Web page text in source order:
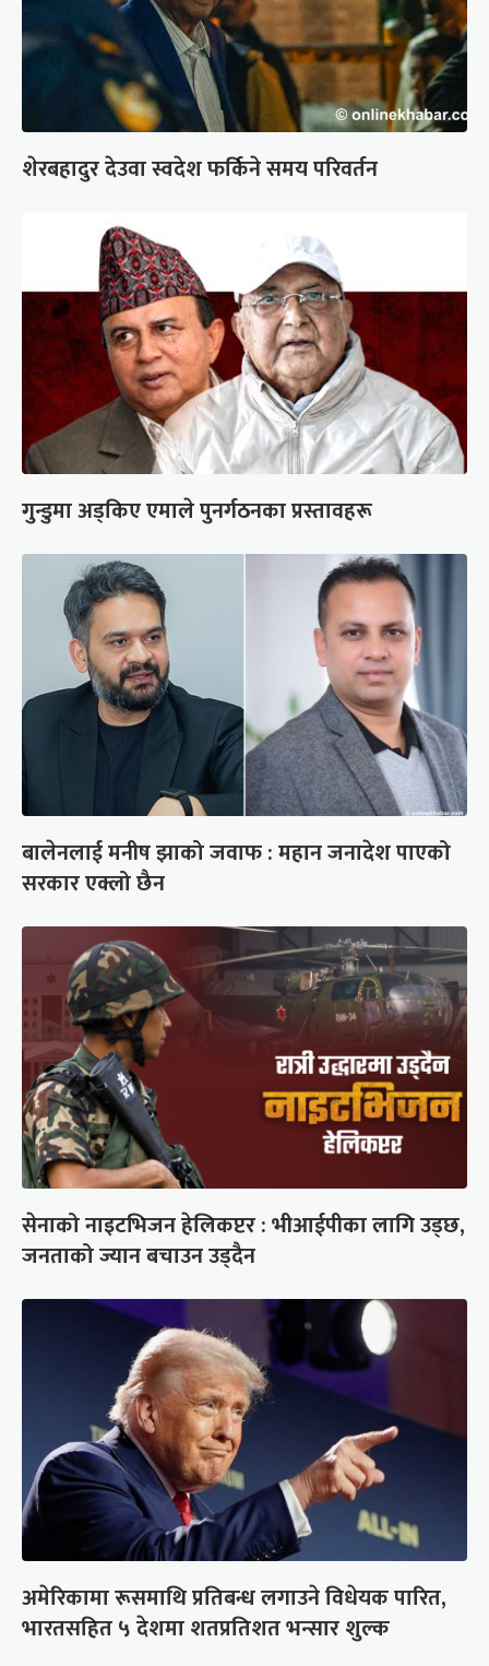
शेरबहादुर देउवा स्वदेश फर्किने समय परिवर्तन
गुन्डुमा अड्किए एमाले पुनर्गठनका प्रस्तावहरू
बालेनलाई मनीष झाको जवाफ : महान जनादेश पाएको
सरकार एक्लो छैन
सेनाको नाइटभिजन हेलिकप्टर : भीआईपीका लागि उड्छ,
जनताको ज्यान बचाउन उड्दैन
अमेरिकामा रूसमाथि प्रतिबन्ध लगाउने विधेयक पारित,
भारतसहित ५ देशमा शतप्रतिशत भन्सार शुल्क